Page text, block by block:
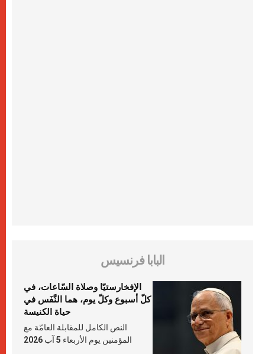
البابا فرنسيس
الإفخارستيّا وصلاة السّاعات، في
كلّ أسبوع وكلّ يوم، هما النَّفَس في
حياة الكنيسة
النص الكامل للمقابلة العامّة مع
المؤمنين يوم الأربعاء 5 آب 2026